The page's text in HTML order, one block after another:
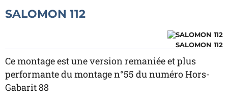
SALOMON 112
SALOMON 112
Ce montage est une version remaniée et plus
performante du montage n°55 du numéro Hors-
Gabarit 88